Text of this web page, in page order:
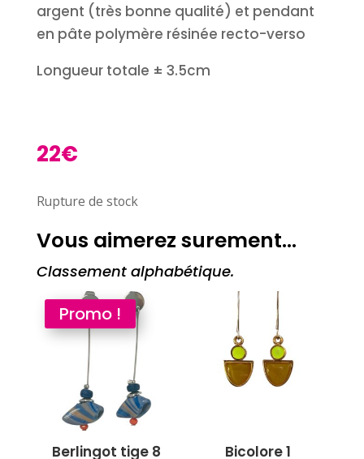
argent (très bonne qualité) et pendant
en pâte polymère résinée recto-verso
Longueur totale ± 3.5cm
22€
Rupture de stock
Vous aimerez surement…
Classement alphabétique.
Promo !
Berlingot tige 8 Bicolore 1